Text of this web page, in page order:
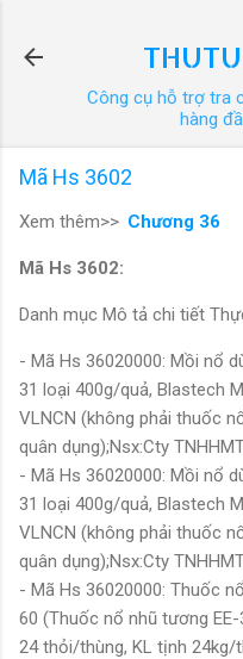
Công cụ hỗ trợ tra
hàng
Mã Hs 3602
Xem thêm>> Chương 36
Mã Hs 3602:
Danh mục Mô tả chi tiết
- Mã Hs 36020000: Mồi nổ
31 loại 400g/quả, Blastech
VLNCN (không phải thuốc
quân dụng);Nsx:Cty
- Mã Hs 36020000: Mồi nổ
31 loại 400g/quả, Blastech
VLNCN (không phải thuốc
quân dụng);Nsx:Cty
- Mã Hs 36020000: Thuốc
60 (Thuốc nổ nhũ tương
24 thỏi/thùng, KL tịnh 24kg/